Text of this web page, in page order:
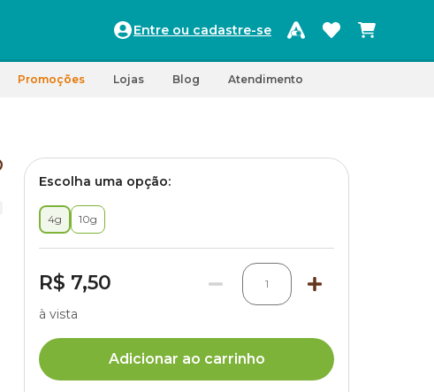
Entre ou cadastre-se
Promoções Lojas Blog Atendimento
Escolha uma opção:
4g 10g
R$ 7,50 1
à vista
Adicionar ao carrinho